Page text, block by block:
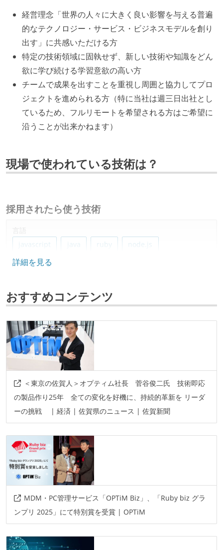
経営理念「世界の人々に大きく良い影響を与える普遍
的なテクノロジー・サービス・ビジネスモデルを創り
出す」に共感いただける方
特定の技術領域に固執せず、新しい技術や知識をどん
欲に学び続ける学習意欲の高い方
チームで成果を出すことを重視し周囲と協力してプロ
ジェクトを進められる方（特に当社は週三日出社とし
ているため、フルリモートを希望される方はご希望に
沿うことが出来かねます）
現場で使われている技術は？
採用されたら使う技術
言語
javascript
java ruby
node.js
typescript
next.js
react.js gin
データベース
mysql
postgresql
ソースコード管理
git
プロジェクト管理
情報共有ツール
slack
詳細を見る
おすすめコンテンツ
＜東京の佐賀人＞オプティム社長 菅谷俊二氏 技術即応
の製品作り25年 全ての変化を好機に、持続的革新を リーダ
ーの挑戦 | 経済 | 佐賀県のニュース | 佐賀新聞
MDM・PC管理サービス「OPTiM Biz」、「Ruby biz グラ
ンプリ 2025」にて特別賞を受賞 | OPTiM